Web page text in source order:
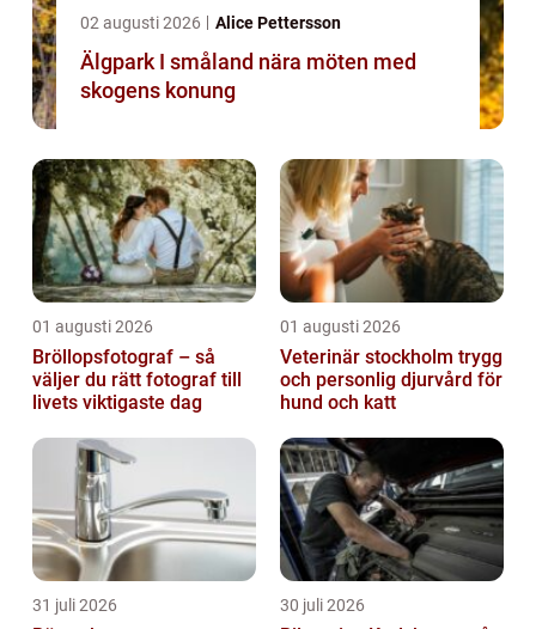
02 augusti 2026 Alice Pettersson
Älgpark I småland nära möten med
skogens konung
01 augusti 2026
Bröllopsfotograf – så
väljer du rätt fotograf till
livets viktigaste dag
01 augusti 2026
Veterinär stockholm trygg
och personlig djurvård för
hund och katt
31 juli 2026 30 juli 2026